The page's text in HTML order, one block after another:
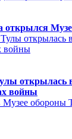
открылся
открылась
войны